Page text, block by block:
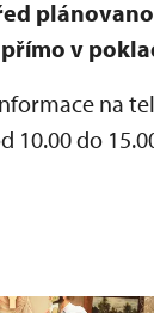
v
na
10.00 do